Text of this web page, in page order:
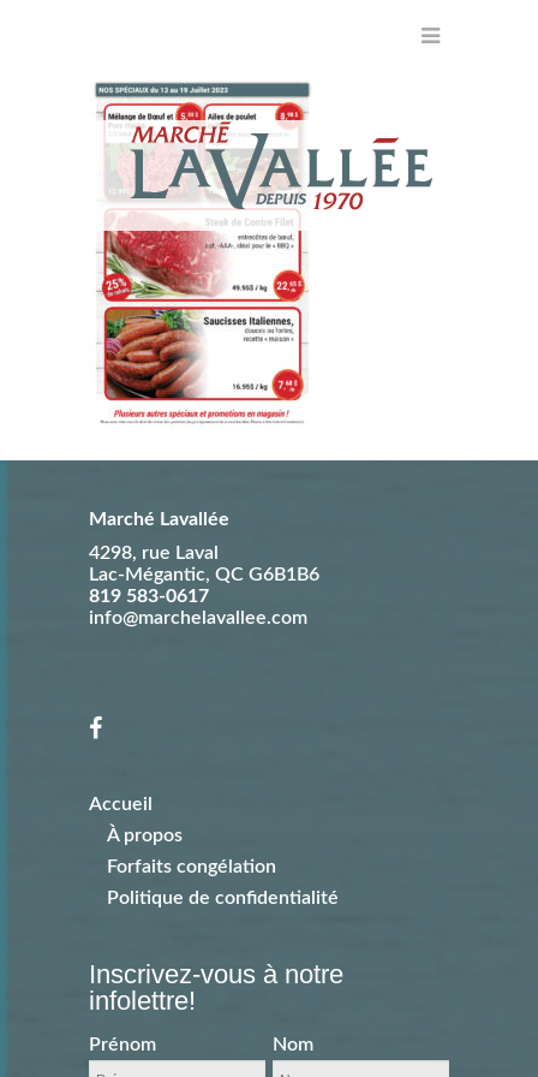
Marché Lavallée
4298, rue Laval
Lac-Mégantic, QC G6B1B6
819 583-0617
info@marchelavallee.com
Accueil
À propos
Forfaits congélation
Politique de confidentialité
Inscrivez-vous à notre
infolettre!
Prénom Nom